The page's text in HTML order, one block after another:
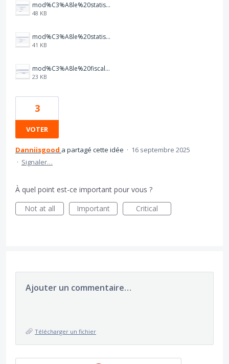
mod%C3%A8le%20statistique%20ventes.PNG
48 KB
mod%C3%A8le%20statistique%20achats.PNG
41 KB
mod%C3%A8le%20fiscale.PNG
23 KB
3
VOTER
Danniisgood a partagé cette idée · 16 septembre 2025
· Signaler…
À quel point est-ce important pour vous ?
Not at all
Important Critical
Ajouter un commentaire…
Télécharger un fichier